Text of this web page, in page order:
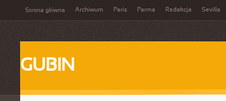
Strona główna Archiwum Paris Parma Redakcja Sevilla
GUBIN